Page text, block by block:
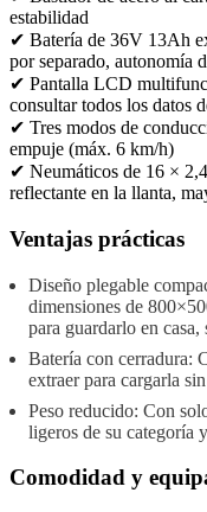
estabilidad
✔ Batería de 36V 13Ah
por separado, autonomía
✔ Pantalla LCD
consultar todos los datos
✔ Tres modos de
empuje (máx. 6 km/h)
✔ Neumáticos de 16 ×
reflectante en la llanta,
Ventajas prácticas
Diseño plegable
dimensiones de
para guardarlo en
Batería con cerradura:
extraer para cargarla
Peso reducido: Con
ligeros de su categoría
Comodidad y